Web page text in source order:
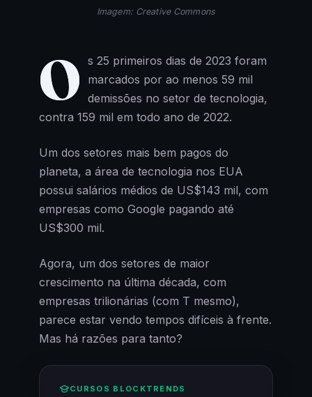
Imagem: Creative Commons
O s 25 primeiros dias de 2023 foram
marcados por ao menos 59 mil
demissões no setor de tecnologia,
contra 159 mil em todo ano de 2022.
Um dos setores mais bem pagos do
planeta, a área de tecnologia nos EUA
possui salários médios de US$143 mil, com
empresas como Google pagando até
US$300 mil.
Agora, um dos setores de maior
crescimento na última década, com
empresas trilionárias (com T mesmo),
parece estar vendo tempos difíceis à frente.
Mas há razões para tanto?
CURSOS BLOCKTRENDS